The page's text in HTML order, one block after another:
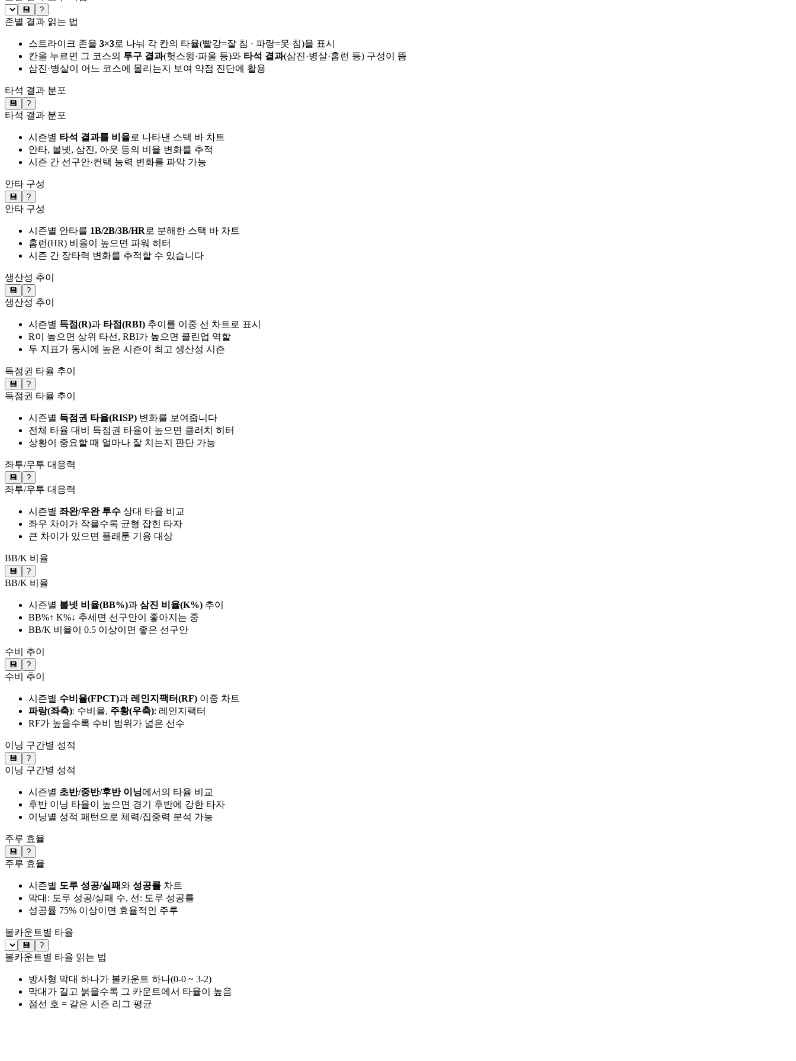
💾 ?
존별 결과 읽는 법
스트라이크 존을 3×3로 나눠 각 칸의 타율(빨강=잘 침 · 파랑=못 침)을 표시
칸을 누르면 그 코스의 투구 결과(헛스윙·파울 등)와 타석 결과(삼진·병살·홈런 등) 구성이 뜸
삼진·병살이 어느 코스에 몰리는지 보여 약점 진단에 활용
타석 결과 분포
💾 ?
타석 결과 분포
시즌별 타석 결과를 비율로 나타낸 스택 바 차트
안타, 볼넷, 삼진, 아웃 등의 비율 변화를 추적
시즌 간 선구안·컨택 능력 변화를 파악 가능
안타 구성
💾 ?
안타 구성
시즌별 안타를 1B/2B/3B/HR로 분해한 스택 바 차트
홈런(HR) 비율이 높으면 파워 히터
시즌 간 장타력 변화를 추적할 수 있습니다
생산성 추이
💾 ?
생산성 추이
시즌별 득점(R)과 타점(RBI) 추이를 이중 선 차트로 표시
R이 높으면 상위 타선, RBI가 높으면 클린업 역할
두 지표가 동시에 높은 시즌이 최고 생산성 시즌
득점권 타율 추이
💾 ?
득점권 타율 추이
시즌별 득점권 타율(RISP) 변화를 보여줍니다
전체 타율 대비 득점권 타율이 높으면 클러치 히터
상황이 중요할 때 얼마나 잘 치는지 판단 가능
좌투/우투 대응력
💾 ?
좌투/우투 대응력
시즌별 좌완/우완 투수 상대 타율 비교
좌우 차이가 작을수록 균형 잡힌 타자
큰 차이가 있으면 플래툰 기용 대상
BB/K 비율
💾 ?
BB/K 비율
시즌별 볼넷 비율(BB%)과 삼진 비율(K%) 추이
BB%↑ K%↓ 추세면 선구안이 좋아지는 중
BB/K 비율이 0.5 이상이면 좋은 선구안
수비 추이
💾 ?
수비 추이
시즌별 수비율(FPCT)과 레인지팩터(RF) 이중 차트
파랑(좌축): 수비율, 주황(우축): 레인지팩터
RF가 높을수록 수비 범위가 넓은 선수
이닝 구간별 성적
💾 ?
이닝 구간별 성적
시즌별 초반/중반/후반 이닝에서의 타율 비교
후반 이닝 타율이 높으면 경기 후반에 강한 타자
이닝별 성적 패턴으로 체력/집중력 분석 가능
주루 효율
💾 ?
주루 효율
시즌별 도루 성공/실패와 성공률 차트
막대: 도루 성공/실패 수, 선: 도루 성공률
성공률 75% 이상이면 효율적인 주루
볼카운트별 타율
💾 ?
볼카운트별 타율 읽는 법
방사형 막대 하나가 볼카운트 하나(0-0 ~ 3-2)
막대가 길고 붉을수록 그 카운트에서 타율이 높음
점선 호 = 같은 시즌 리그 평균